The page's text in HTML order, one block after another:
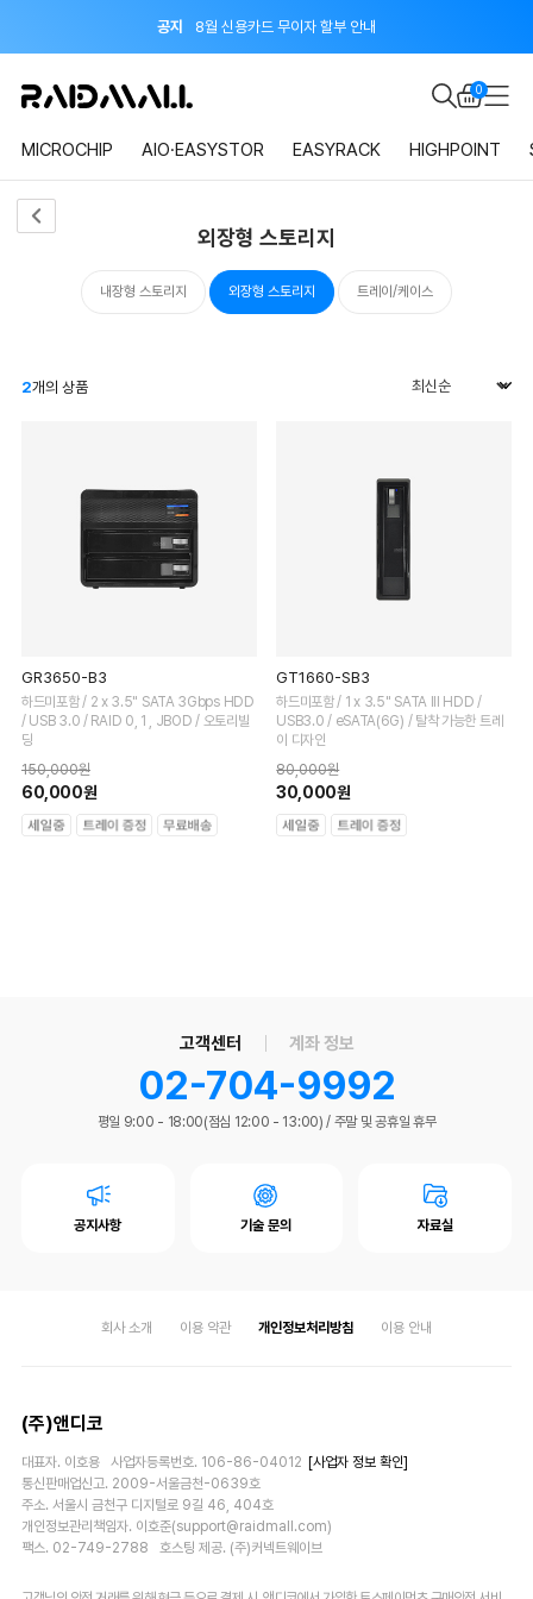
공지 8월 신용카드 무이자 할부 안내
이벤트 지금 회원가입하면 적립금 2,000원 드려요! 0
MICROCHIP AIO·EASYSTOR EASYRACK HIGHPOINT
외장형 스토리지
내장형 스토리지 외장형 스토리지 트레이/케이스
2개의 상품
GR3650-B3
하드미포함 / 2 x 3.5" SATA 3Gbps HDD
/ USB 3.0 / RAID 0, 1 , JBOD / 오토리빌
딩
150,000원
60,000원
GT1660-SB3
하드미포함 / 1 x 3.5" SATA III HDD /
USB3.0 / eSATA(6G) / 탈착 가능한 트레
이 디자인
80,000원
30,000원
고객센터 계좌 정보
02-704-9992
평일 9:00 - 18:00(점심 12:00 - 13:00) / 주말 및 공휴일 휴무
공지사항 기술 문의 자료실
회사 소개 이용 약관 개인정보처리방침 이용 안내
(주)앤디코
대표자. 이호용 사업자등록번호. 106-86-04012 [사업자 정보 확인]
통신판매업신고. 2009-서울금천-0639호
주소. 서울시 금천구 디지털로 9길 46, 404호
개인정보관리책임자. 이호준(support@raidmall.com)
팩스. 02-749-2788 호스팅 제공. (주)커넥트웨이브